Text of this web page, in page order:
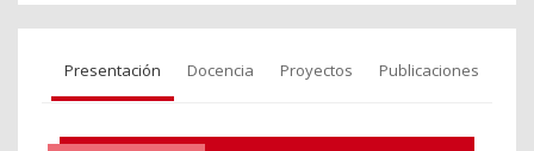
Presentación Docencia Proyectos Publicaciones